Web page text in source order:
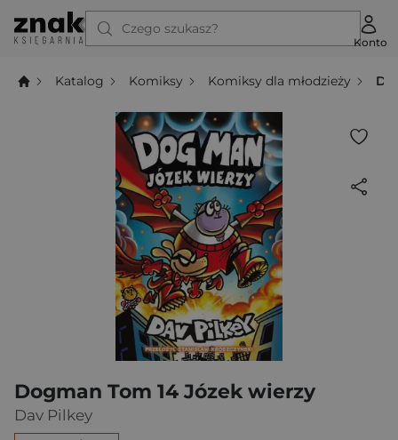
Czego szukasz?
Konto
Katalog Komiksy Komiksy dla młodzieży
Dogman Tom 14 Józek wierzy
Dav Pilkey